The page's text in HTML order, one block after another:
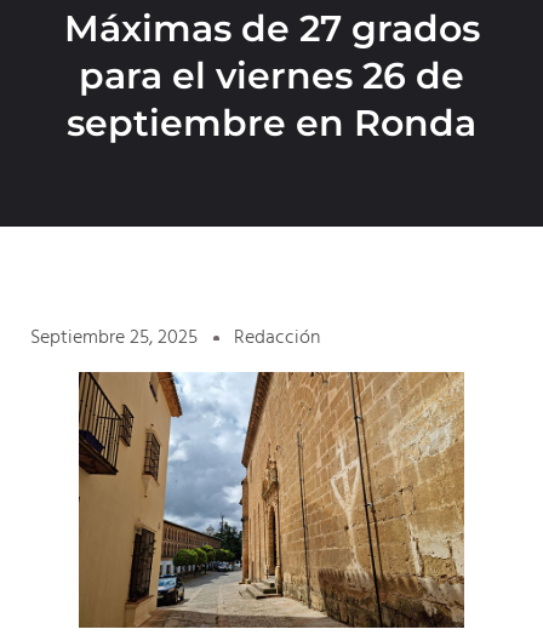
Máximas de 27 grados
para el viernes 26 de
septiembre en Ronda
Septiembre 25, 2025 Redacción